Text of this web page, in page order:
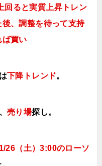
回ると実質上昇トレン
後、調整を待って支持
ば買い
下降トレンド。
売り場探し。
26（土）3:00のローソ